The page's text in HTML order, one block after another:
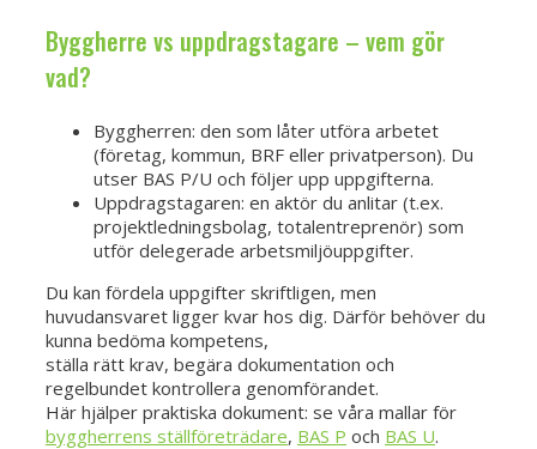
Byggherre vs uppdragstagare – vem gör
vad?
Byggherren: den som låter utföra arbetet
(företag, kommun, BRF eller privatperson). Du
utser BAS P/U och följer upp uppgifterna.
Uppdragstagaren: en aktör du anlitar (t.ex.
projektledningsbolag, totalentreprenör) som
utför delegerade arbetsmiljöuppgifter.
Du kan fördela uppgifter skriftligen, men
huvudansvaret ligger kvar hos dig. Därför behöver du
kunna bedöma kompetens,
ställa rätt krav, begära dokumentation och
regelbundet kontrollera genomförandet.
Här hjälper praktiska dokument: se våra mallar för
byggherrens ställföreträdare, BAS P och BAS U.